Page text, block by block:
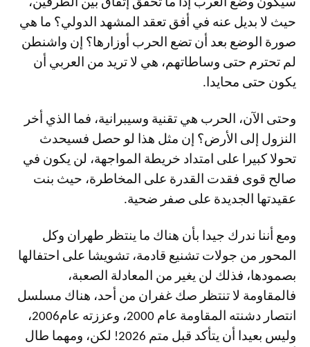
سيكون وضع العرب إذا ما تحقق إتفاق بين الطرفين،
حيث لا بديل عنه في أفق تعقد المشهد الدولي؟ ما هي
صورة الوضع بعد أن تضع الحرب أوزارها؟ إن واشنطن
لم تحترم حتى وساطاتهم، هي لا تريد من العربي أن
يكون حتى محايدا.
وحتى الآن، الحرب هي تقنية وسيبرانية، فما الذي أخر
النزول إلى الأرض؟ إن مثل هذا لو حصل فسيحدث
تحولا كبيرا على امتداد خريطة المواجهة، لن يكون في
صالح قوى فقدت القدرة على المخاطرة، حيث بنت
عقيدتها الجديدة على صفر ضحية.
ومع أننا ندرك جيدا بأن هناك ما ينتظر طهران وكل
المحور من جولات تشنيع قادمة، تشويشا على احتفالها
بصمودها، فذلك لن يغير من المعادلة الصعبة،
فالمقاومة لا تنتظر صك غفران من أحد، هناك مسلسل
انتصار دشنته المقاومة عام 2000، وعززته عام2006،
وليس بعيدا أن يتأكد قبل متم 2026! لكن، ومهما طال